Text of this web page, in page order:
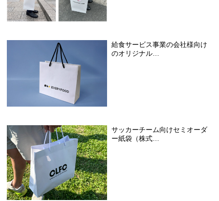
給食サービス事業の会社様向け
のオリジナル…
サッカーチーム向けセミオーダ
ー紙袋（株式…